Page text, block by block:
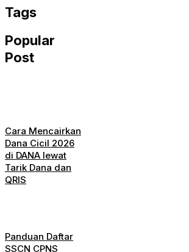
Tags
Popular
Post
Cara Mencairkan
Dana Cicil 2026
di DANA lewat
Tarik Dana dan
QRIS
Panduan Daftar
SSCN CPNS